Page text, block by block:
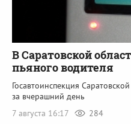
В Саратовской
пьяного водителя
Госавтоинспекция
за вчерашний день
7 августа 16:17
284